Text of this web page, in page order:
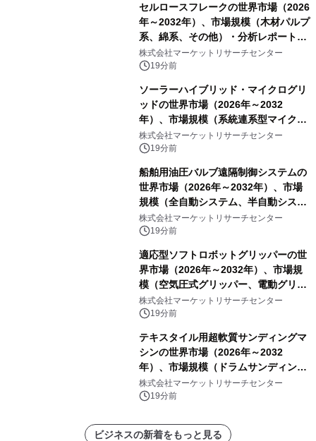
セルロースフレークの世界市場（2026
年～2032年）、市場規模（木材パルプ
系、綿系、その他）・分析レポートを
発表
株式会社マーケットリサーチセンター
19分前
ソーラーハイブリッド・マイクログリ
ッドの世界市場（2026年～2032
年）、市場規模（系統連系型マイクロ
グリッド、独立型マイクログリッ
ド）・分析レポートを発表
株式会社マーケットリサーチセンター
19分前
船舶用油圧バルブ遠隔制御システムの
世界市場（2026年～2032年）、市場
規模（全自動システム、半自動システ
ム）・分析レポートを発表
株式会社マーケットリサーチセンター
19分前
適応型ソフトロボットグリッパーの世
界市場（2026年～2032年）、市場規
模（空気圧式グリッパー、電動グリッ
パー）・分析レポートを発表
株式会社マーケットリサーチセンター
19分前
テキスタイル用超軟質サンディングマ
シンの世界市場（2026年～2032
年）、市場規模（ドラムサンディング
マシン、ジェットサンディングマシ
ン、ローラーサンディングマシン、そ
株式会社マーケットリサーチセンター
19分前
ビジネスの新着をもっと見る